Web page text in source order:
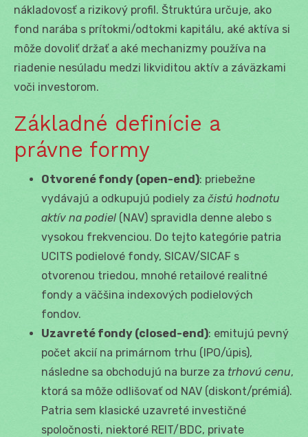
nákladovosť a rizikový profil. Štruktúra určuje, ako
fond narába s prítokmi/odtokmi kapitálu, aké aktíva si
môže dovoliť držať a aké mechanizmy používa na
riadenie nesúladu medzi likviditou aktív a záväzkami
voči investorom.
Základné definície a
právne formy
Otvorené fondy (open-end): priebežne
vydávajú a odkupujú podiely za čistú hodnotu
aktív na podiel (NAV) spravidla denne alebo s
vysokou frekvenciou. Do tejto kategórie patria
UCITS podielové fondy, SICAV/SICAF s
otvorenou triedou, mnohé retailové realitné
fondy a väčšina indexových podielových
fondov.
Uzavreté fondy (closed-end): emitujú pevný
počet akcií na primárnom trhu (IPO/úpis),
následne sa obchodujú na burze za trhovú cenu,
ktorá sa môže odlišovať od NAV (diskont/prémiá).
Patria sem klasické uzavreté investičné
spoločnosti, niektoré REIT/BDC, private